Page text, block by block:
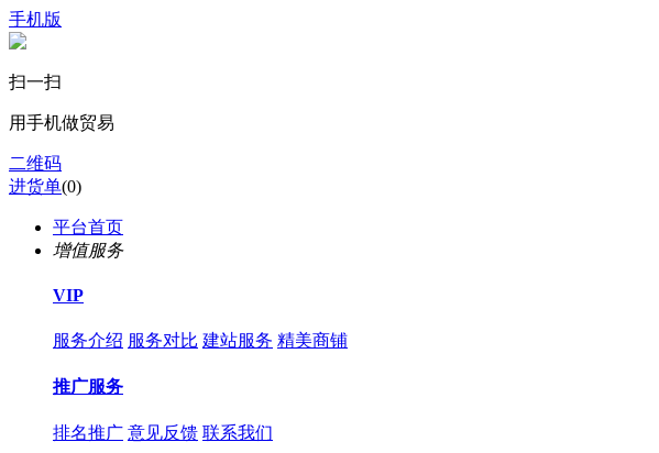
手机版
扫一扫
用手机做贸易
二维码
进货单(0)
平台首页
增值服务
VIP
服务介绍 服务对比 建站服务 精美商铺
推广服务
排名推广 意见反馈 联系我们